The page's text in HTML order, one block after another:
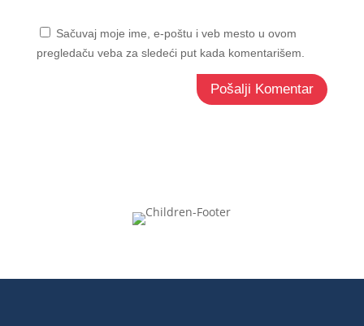
Sačuvaj moje ime, e-poštu i veb mesto u ovom
pregledaču veba za sledeći put kada komentarišem.
Pošalji Komentar